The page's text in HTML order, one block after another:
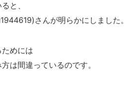
と、
さんが明らかにしました。
めには
は間違っているのです。